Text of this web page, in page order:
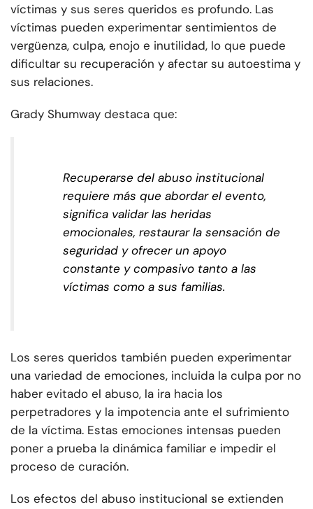
víctimas y sus seres queridos es profundo. Las
víctimas pueden experimentar sentimientos de
vergüenza, culpa, enojo e inutilidad, lo que puede
dificultar su recuperación y afectar su autoestima y
sus relaciones.
Grady Shumway destaca que:
Recuperarse del abuso institucional
requiere más que abordar el evento,
significa validar las heridas
emocionales, restaurar la sensación de
seguridad y ofrecer un apoyo
constante y compasivo tanto a las
víctimas como a sus familias.
Los seres queridos también pueden experimentar
una variedad de emociones, incluida la culpa por no
haber evitado el abuso, la ira hacia los
perpetradores y la impotencia ante el sufrimiento
de la víctima. Estas emociones intensas pueden
poner a prueba la dinámica familiar e impedir el
proceso de curación.
Los efectos del abuso institucional se extienden